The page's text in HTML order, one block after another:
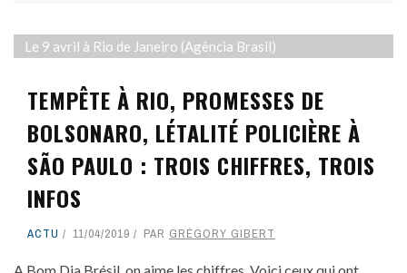
Le 9 avril à Rio de Janeiro (Agência Brasil)
TEMPÊTE À RIO, PROMESSES DE
BOLSONARO, LÉTALITÉ POLICIÈRE À
SÃO PAULO : TROIS CHIFFRES, TROIS
INFOS
ACTU 11/04/2019 PAR GRÉGORY GIBERT